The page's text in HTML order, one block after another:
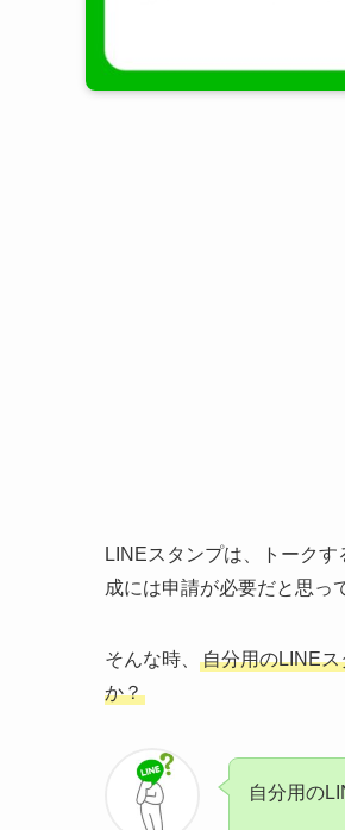
LINEスタンプは、トーク
成には申請が必要だと思っ
そんな時、
自分用のLINE
か？
自分用の